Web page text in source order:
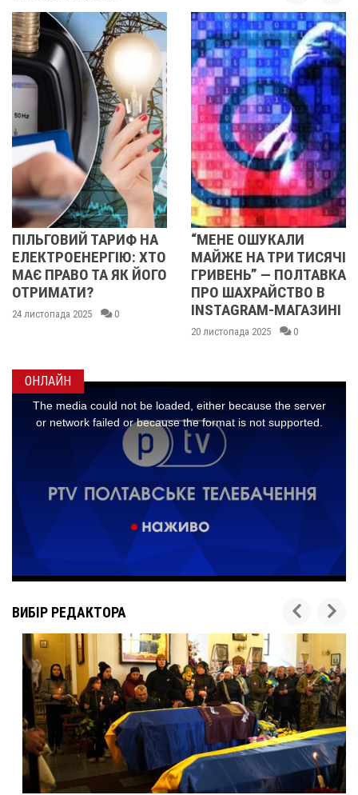
НА
ХТО
ЯК ЙОГО
0
“МЕНЕ ОШУКАЛИ
МАЙЖЕ НА ТРИ ТИСЯЧІ
ГРИВЕНЬ” — ПОЛТАВКА
ПРО ШАХРАЙСТВО В
INSTAGRAM-МАГАЗИНІ
0
ПІДТРИМКА":
МОЖУТЬ
ЗАЯВКИ У
ОТРИМАННЯ
17 листопада 2025
ОНЛАЙН
ВИБІР РЕДАКТОРА